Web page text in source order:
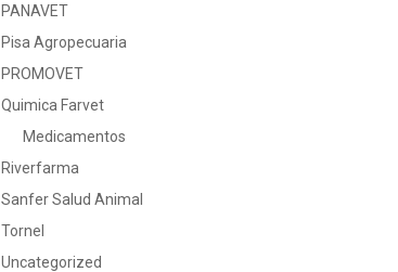
PANAVET
Pisa Agropecuaria
PROMOVET
Quimica Farvet
Medicamentos
Riverfarma
Sanfer Salud Animal
Tornel
Uncategorized